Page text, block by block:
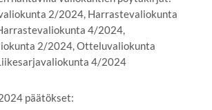
2/2024, Harrastevaliokunta
4/2024,
2/2024, Otteluvaliokunta
4/2024
päätökset: